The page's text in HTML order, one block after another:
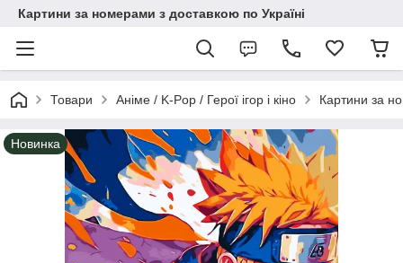
Картини за номерами з доставкою по Україні
Товари Аніме / K-Pop / Герої ігор і кіно Картини за
Новинка